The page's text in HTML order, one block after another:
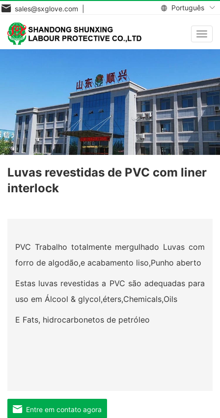
Português
sales@sxglove.com |
Luvas revestidas de PVC com liner
interlock
PVC Trabalho totalmente mergulhado Luvas com
forro de algodão,e acabamento liso,Punho aberto
Estas luvas revestidas a PVC são adequadas para
uso em Álcool & glycol,éters,Chemicals,Oils
E Fats, hidrocarbonetos de petróleo
Entre em contato agora